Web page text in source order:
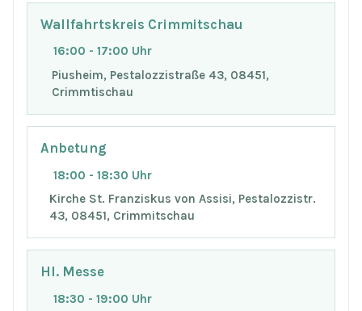
Wallfahrtskreis Crimmitschau
16:00 - 17:00 Uhr
Piusheim, Pestalozzistraße 43, 08451,
Crimmtischau
Anbetung
18:00 - 18:30 Uhr
Kirche St. Franziskus von Assisi, Pestalozzistr.
43, 08451, Crimmitschau
Hl. Messe
18:30 - 19:00 Uhr